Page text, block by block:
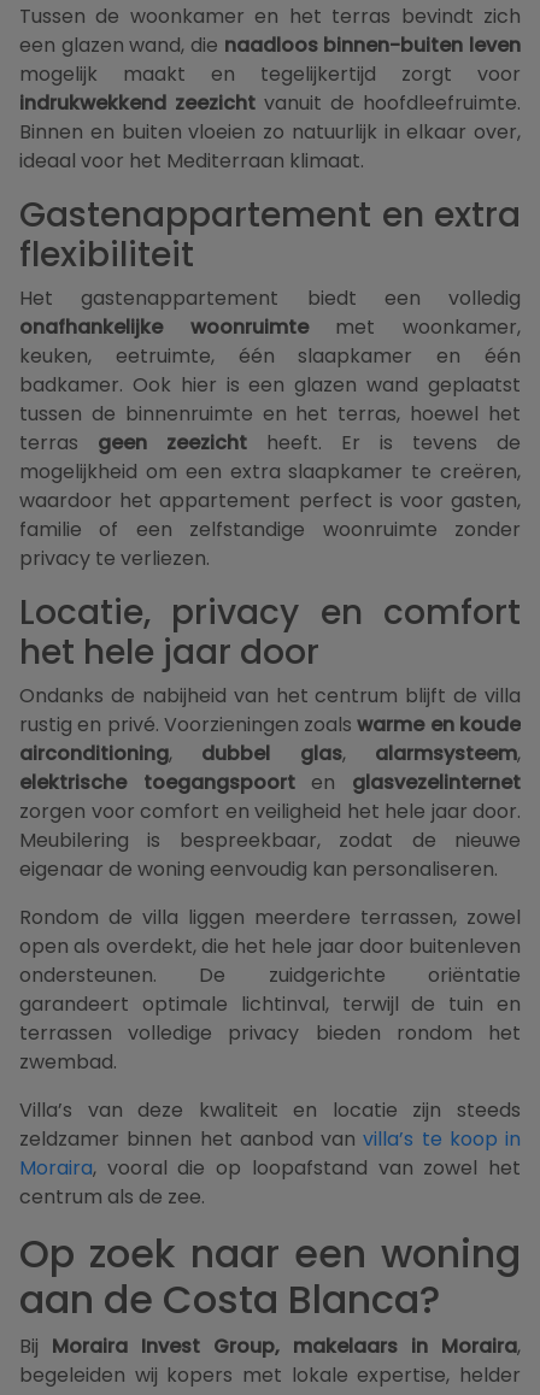
Tussen de woonkamer en het terras bevindt zich
een glazen wand, die naadloos binnen-buiten leven
mogelijk maakt en tegelijkertijd zorgt voor
indrukwekkend zeezicht vanuit de hoofdleefruimte.
Binnen en buiten vloeien zo natuurlijk in elkaar over,
ideaal voor het Mediterraan klimaat.
Gastenappartement en extra
flexibiliteit
Het gastenappartement biedt een volledig
onafhankelijke woonruimtemet woonkamer,
keuken, eetruimte, één slaapkamer en één
badkamer. Ook hier is een glazen wand geplaatst
tussen de binnenruimte en het terras, hoewel het
terras geen zeezicht heeft. Er is tevens de
mogelijkheid om een extra slaapkamer te creëren,
waardoor het appartement perfect is voor gasten,
familie of een zelfstandige woonruimte zonder
privacy te verliezen.
Locatie, privacy en comfort
het hele jaar door
Ondanks de nabijheid van het centrum blijft de villa
rustig en privé. Voorzieningen zoalswarme en koude
airconditioning, dubbel glas, alarmsysteem,
elektrische toegangspoorten glasvezelinternet
zorgen voor comfort en veiligheid het hele jaar door.
Meubilering is bespreekbaar, zodat de nieuwe
eigenaar de woning eenvoudig kan personaliseren.
Rondom de villa liggen meerdere terrassen, zowel
open als overdekt, die het hele jaar door buitenleven
ondersteunen. De zuidgerichte oriëntatie
garandeert optimale lichtinval, terwijl de tuin en
terrassen volledige privacy bieden rondom het
zwembad.
Villa’s van deze kwaliteit en locatie zijn steeds
zeldzamer binnen het aanbod vanvilla’s te koop in
Moraira, vooral die op loopafstand van zowel het
centrum als de zee.
Op zoek naar een woning
aan de Costa Blanca?
Bij Moraira Invest Group, makelaars in Moraira,
begeleiden wij kopers met lokale expertise, helder